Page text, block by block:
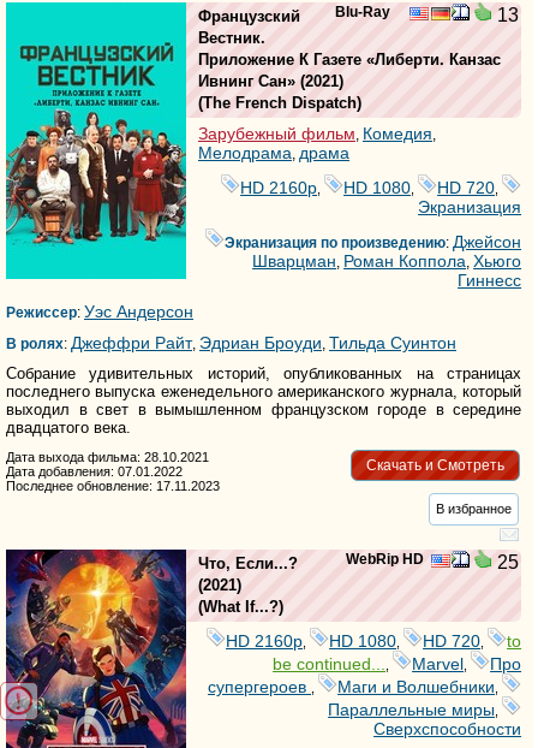
Blu-Ray 13
Французский
Вестник.
Приложение К Газете «Либерти. Канзас
Ивнинг Сан» (2021)
(The French Dispatch)
Зарубежный фильм, Комедия,
Мелодрама, драма
HD 2160р
HD 1080 HD 720
Экранизация
Экранизация по произведению:Джейсон
Шварцман, Роман Коппола,Хьюго
Гиннесс
Режиссер: Уэс Андерсон
В ролях: Джеффри Райт, Эдриан Броуди, Тильда Суинтон
Собрание удивительных историй, опубликованных на страницах
последнего выпуска еженедельного американского журнала, который
выходил в свет в вымышленном французском городе в середине
двадцатого века.
Скачать и Смотреть
Дата выхода фильма: 28.10.2021
Дата добавления: 07.01.2022
Последнее обновление: 17.11.2023
В избранное
WebRip HD 25
Что, Если...?
(2021)
(What If...?)
HD 2160р HD 1080 HD 720
to
be continued...
Marvel
Про
супергероев
Маги и Волшебники
Параллельные миры
Сверхспособности